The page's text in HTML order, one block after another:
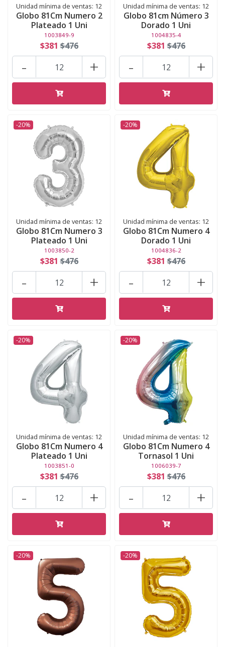
Unidad mínima de ventas: 12
Globo 81Cm Numero 2
Plateado 1 Uni
1003849-9
$381 $476
+
-
Unidad mínima de ventas: 12
Globo 81cm Número 3
Dorado 1 Uni
1004835-4
$381 $476
+
-
-20%
Unidad mínima de ventas: 12
Globo 81Cm Numero 3
Plateado 1 Uni
1003850-2
$381 $476
+
-
-20%
Unidad mínima de ventas: 12
Globo 81Cm Numero 4
Dorado 1 Uni
1004836-2
$381 $476
+
-
-20%
Unidad mínima de ventas: 12
Globo 81Cm Numero 4
Plateado 1 Uni
1003851-0
$381 $476
+
-
-20%
Unidad mínima de ventas: 12
Globo 81Cm Numero 4
Tornasol 1 Uni
1006039-7
$381 $476
+
-
-20% -20%